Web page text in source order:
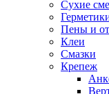
Сухие
Пены и
Клеи
Смазки
Крепеж